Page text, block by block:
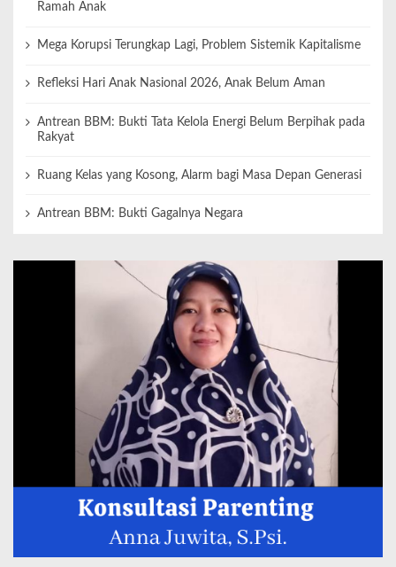
Ramah Anak
Mega Korupsi Terungkap Lagi, Problem Sistemik Kapitalisme
Refleksi Hari Anak Nasional 2026, Anak Belum Aman
Antrean BBM: Bukti Tata Kelola Energi Belum Berpihak pada
Rakyat
Ruang Kelas yang Kosong, Alarm bagi Masa Depan Generasi
Antrean BBM: Bukti Gagalnya Negara